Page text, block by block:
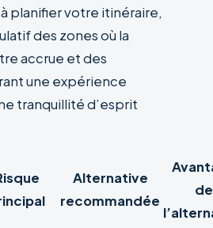
planifier votre itinéraire,
des zones où la
accrue et des
une expérience
tranquillité d’esprit
Alternative
recommandée
de